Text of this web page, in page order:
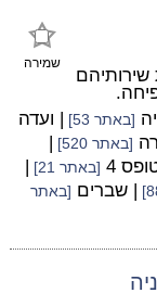
שמירה
[באתר 53]
| ועדה
[באתר 520]
|
4 [באתר 21]
|
| שברים [באתר